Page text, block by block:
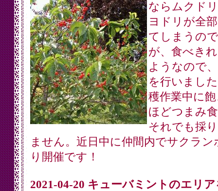
ならムクド
ヨドリが全
てしまうの
が、食べき
ようなので
を行いまし
穫作業中に
ほどつまみ
それでも採
ません。近日中に仲間内でサクラン
り開催です！
2021-04-20 キューバミントのエリ